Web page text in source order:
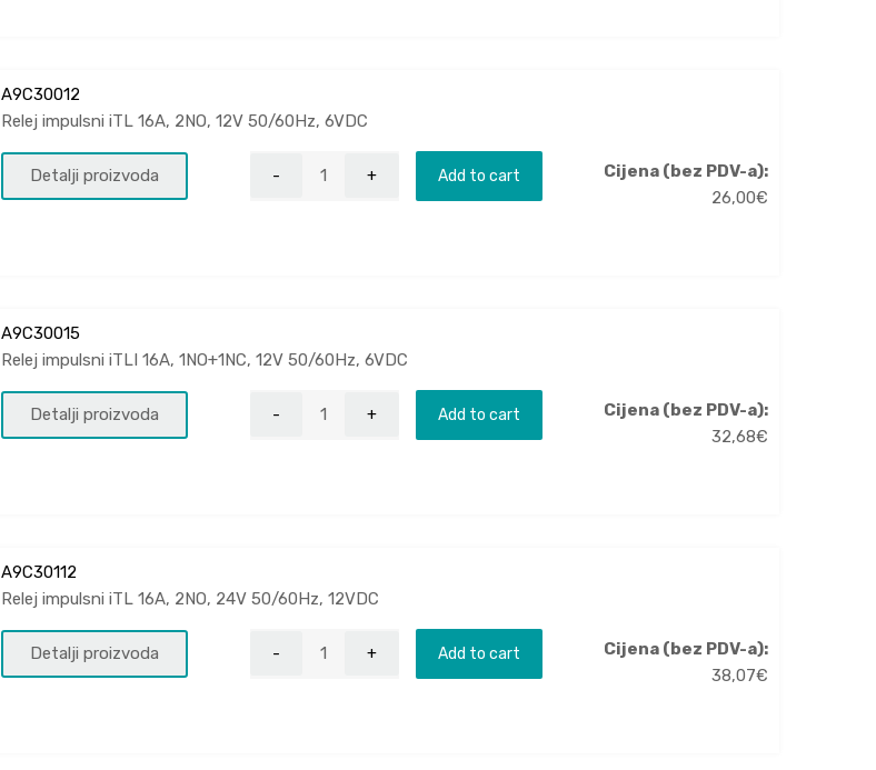
A9C30012
Relej impulsni iTL 16A, 2NO, 12V 50/60Hz, 6VDC
Detalji proizvoda Add to cart
Cijena (bez PDV-a):
26,00€
A9C30015
Relej impulsni iTLI 16A, 1NO+1NC, 12V 50/60Hz, 6VDC
Detalji proizvoda Add to cart
Cijena (bez PDV-a):
32,68€
A9C30112
Relej impulsni iTL 16A, 2NO, 24V 50/60Hz, 12VDC
Detalji proizvoda Add to cart
Cijena (bez PDV-a):
38,07€